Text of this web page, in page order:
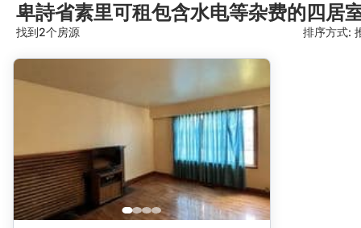
卑詩省素里可租包含水电等杂费的四居
找到2个房源 排序方式:
日期: 最新日期在前
价格 - $$$ 到 $
价格 - $ 到 $$$